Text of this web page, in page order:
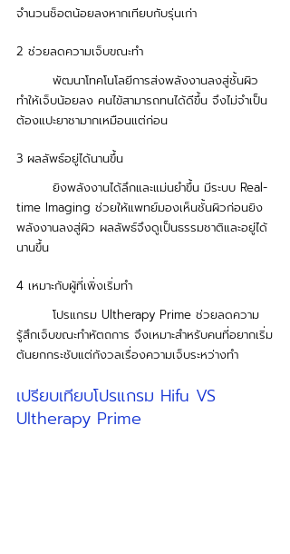
จำนวนช็อตน้อยลงหากเทียบกับรุ่นเก่า
2 ช่วยลดความเจ็บขณะทำ
ทำให้เจ็บน้อยลง คนไข้สามารถทนได้ดีขึ้น จึงไม่จำเป็น
ต้องแปะยาชามากเหมือนแต่ก่อน
3 ผลลัพธ์อยู่ได้นานขึ้น
time Imaging ช่วยให้แพทย์มองเห็นชั้นผิวก่อนยิง
พลังงานลงสู่ผิว ผลลัพธ์จึงดูเป็นธรรมชาติและอยู่ได้
นานขึ้น
4 เหมาะกับผู้ที่เพิ่งเริ่มทำ
รู้สึกเจ็บขณะทำหัตถการ จึงเหมาะสำหรับคนที่อยากเริ่ม
ต้นยกกระชับแต่กังวลเรื่องความเจ็บระหว่างทำ
เปรียบเทียบโปรแกรม Hifu VS
Ultherapy Prime